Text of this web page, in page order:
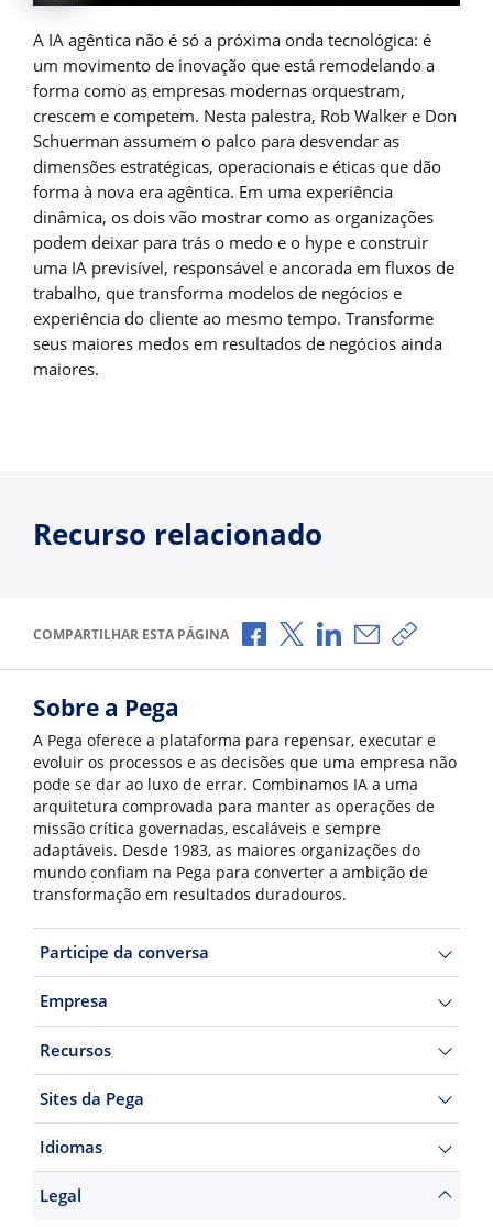
A IA agêntica não é só a próxima onda tecnológica: é
um movimento de inovação que está remodelando a
forma como as empresas modernas orquestram,
crescem e competem. Nesta palestra, Rob Walker e Don
Schuerman assumem o palco para desvendar as
dimensões estratégicas, operacionais e éticas que dão
forma à nova era agêntica. Em uma experiência
dinâmica, os dois vão mostrar como as organizações
podem deixar para trás o medo e o hype e construir
uma IA previsível, responsável e ancorada em fluxos de
trabalho, que transforma modelos de negócios e
experiência do cliente ao mesmo tempo. Transforme
seus maiores medos em resultados de negócios ainda
maiores.
Recurso relacionado
COMPARTILHAR ESTA PÁGINA Compartilhar no Facebook
Compartilhar no X
Compartilhar no
Compartilhar
Copiar
Sobre a Pega
A Pega oferece a plataforma para repensar, executar e
evoluir os processos e as decisões que uma empresa não
pode se dar ao luxo de errar. Combinamos IA a uma
arquitetura comprovada para manter as operações de
missão crítica governadas, escaláveis e sempre
adaptáveis. Desde 1983, as maiores organizações do
mundo confiam na Pega para converter a ambição de
transformação em resultados duradouros.
Participe da conversa
Empresa
Recursos
Sites da Pega
Idiomas
Legal